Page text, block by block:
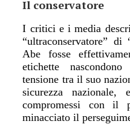
Il conservatore
I critici e i media
“ultraconservatore” di
Abe fosse
etichette
tensione tra il suo
sicurezza
compromessi con il
minacciato il